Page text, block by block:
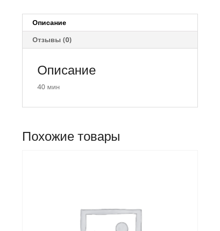
Описание
Отзывы (0)
Описание
40 мин
Похожие товары